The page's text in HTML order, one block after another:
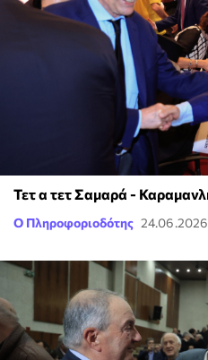
Τετ α τετ Σαμαρά -
Ο Πληροφοριοδότης